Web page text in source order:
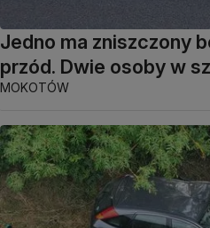
Jedno ma zniszczony
przód. Dwie osoby w
MOKOTÓW